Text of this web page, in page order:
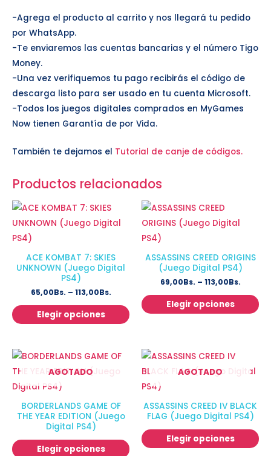
-Agrega el producto al carrito y nos llegará tu pedido
por WhatsApp.
-Te enviaremos las cuentas bancarias y el número Tigo
Money.
-Una vez verifiquemos tu pago recibirás el código de
descarga listo para ser usado en tu cuenta Microsoft.
-Todos los juegos digitales comprados en MyGames
Now tienen Garantía de por Vida.
También te dejamos el Tutorial de canje de códigos.
Productos relacionados
ACE KOMBAT 7: SKIES
UNKNOWN (Juego Digital
PS4)
65,00Bs. – 113,00Bs.
Elegir opciones
ASSASSINS CREED ORIGINS
(Juego Digital PS4)
69,00Bs. – 113,00Bs.
Elegir opciones
AGOTADO
BORDERLANDS GAME OF
THE YEAR EDITION (Juego
Digital PS4)
Elegir opciones
AGOTADO
ASSASSINS CREED IV BLACK
FLAG (Juego Digital PS4)
Elegir opciones